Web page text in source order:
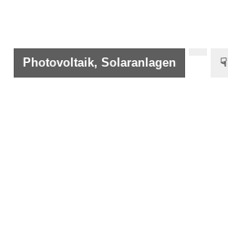
Photovoltaik, Solaranlagen ☟